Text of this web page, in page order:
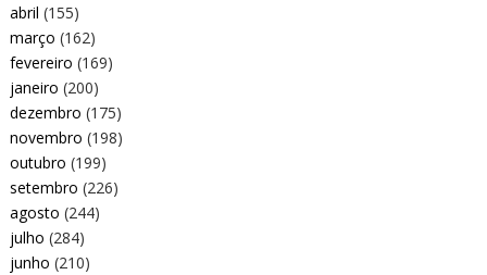
abril (155)
março (162)
fevereiro (169)
janeiro (200)
dezembro (175)
novembro (198)
outubro (199)
setembro (226)
agosto (244)
julho (284)
junho (210)